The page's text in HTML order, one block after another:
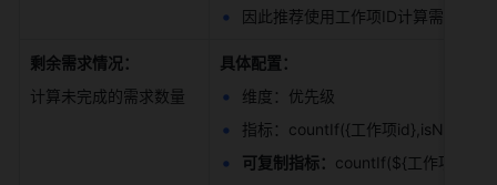
因此推荐使用工作项ID计算需求数
剩余需求情况：
计算未完成的需求数量
具体配置：
维度：优先级
指标：countIf({工作项id},isNull({完
可复制指标： countIf(${工作项